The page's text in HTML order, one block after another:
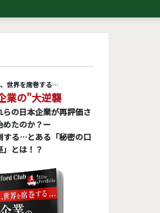
世界を席巻する…
業の"大逆襲
の日本企業が再評価さ
めたのか？ー
する…とある「秘密の口
」とは！？